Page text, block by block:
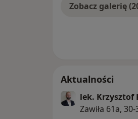
Zobacz galerię
Aktualności
lek. Krzysztof
Zawiła 61a,